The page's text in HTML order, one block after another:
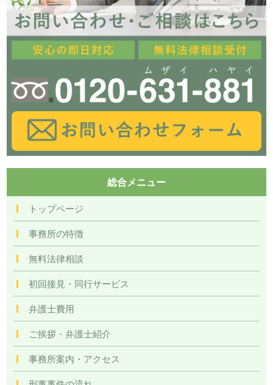
総合メニュー
トップページ
事務所の特徴
無料法律相談
初回接見・同行サービス
弁護士費用
ご挨拶・弁護士紹介
事務所案内・アクセス